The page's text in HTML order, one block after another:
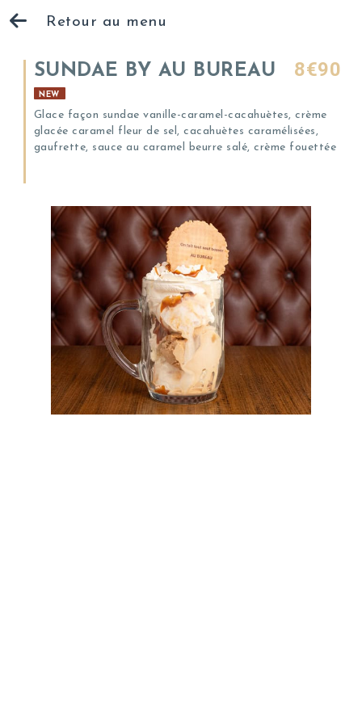
Retour au menu
SUNDAE BY AU BUREAU 8€90
NEW
Glace façon sundae vanille-caramel-cacahuètes, crème
glacée caramel fleur de sel, cacahuètes caramélisées,
gaufrette, sauce au caramel beurre salé, crème fouettée